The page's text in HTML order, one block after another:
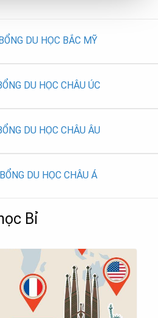
DU HỌC BẮC MỸ
DU HỌC CHÂU ÚC
DU HỌC CHÂU ÂU
DU HỌC CHÂU Á
Bỉ